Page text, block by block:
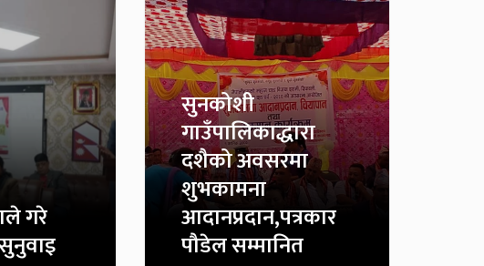
गरे
सुनकोशी
गाउँपालिकाद्धारा
दशैको अवसरमा
शुभकामना
आदानप्रदान,पत्रकार
पौडेल सम्मानित